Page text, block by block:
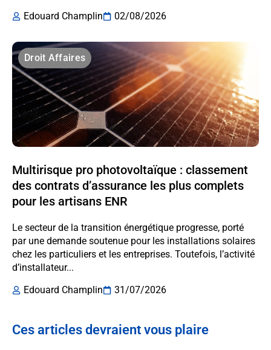
Edouard Champlin
02/08/2026
Droit Affaires
Multirisque pro photovoltaïque : classement
des contrats d’assurance les plus complets
pour les artisans ENR
Le secteur de la transition énergétique progresse, porté
par une demande soutenue pour les installations solaires
chez les particuliers et les entreprises. Toutefois, l’activité
d’installateur...
Edouard Champlin
31/07/2026
Ces articles devraient vous plaire